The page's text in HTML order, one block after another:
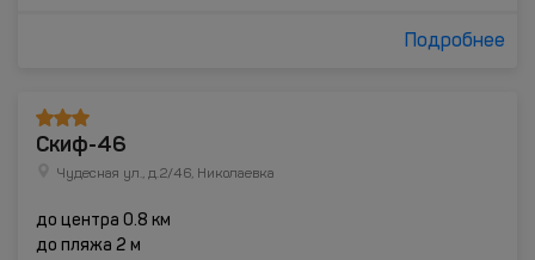
Подробнее
Скиф-46
Чудесная ул., д.2/46, Николаевка
до центра 0.8 км
до пляжа 2 м